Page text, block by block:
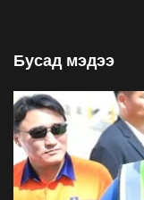
Бусад мэдээ